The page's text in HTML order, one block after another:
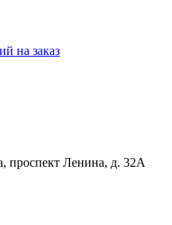
проспект Ленина, д. 32А